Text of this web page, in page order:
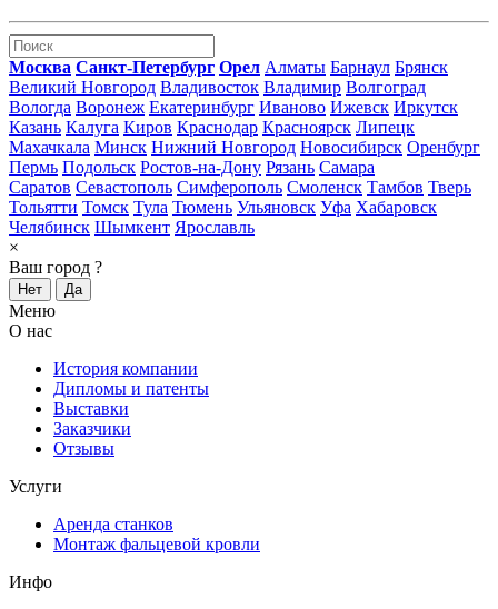
Москва Санкт-Петербург Орел Алматы Барнаул Брянск
Великий Новгород Владивосток Владимир Волгоград
Вологда Воронеж Екатеринбург Иваново Ижевск Иркутск
Казань Калуга Киров Краснодар Красноярск Липецк
Махачкала Минск Нижний Новгород Новосибирск Оренбург
Пермь Подольск Ростов-на-Дону Рязань Самара
Саратов Севастополь Симферополь Смоленск Тамбов Тверь
Тольятти Томск Тула Тюмень Ульяновск Уфа Хабаровск
Челябинск Шымкент Ярославль
×
Ваш город ?
Нет Да
Меню
О нас
История компании
Дипломы и патенты
Выставки
Заказчики
Отзывы
Услуги
Аренда станков
Монтаж фальцевой кровли
Инфо